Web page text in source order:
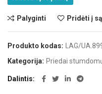
Palyginti Pridėti į
Produkto kodas:
LAG/
Kategorija: Priedai
Dalintis